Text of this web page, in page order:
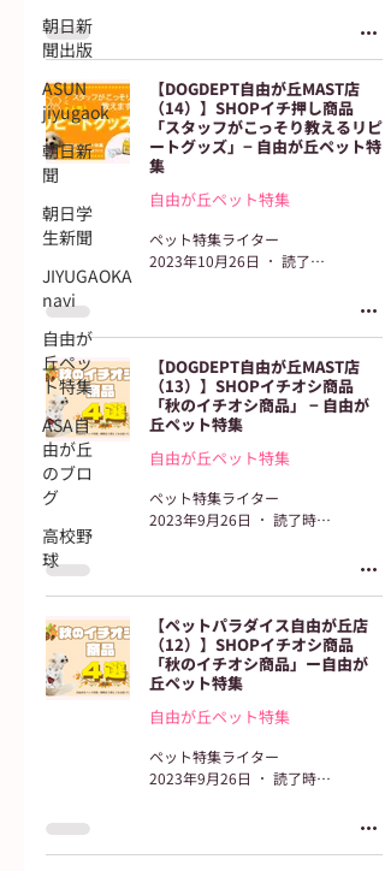
朝日新
聞出版
ASUN
jiyugaok
朝日新
聞
朝日学
生新聞
JIYUGAOKA
navi
自由が
丘ペッ
ト特集
ASA自
由が丘
のブロ
グ
高校野
球
【DOGDEPT自由が丘MAST店
（14）】SHOPイチ押し商品
「スタッフがこっそり教えるリピ
ートグッズ」− 自由が丘ペット特
集
自由が丘ペット特集
ペット特集ライター
2023年10月26日
読了時間: 2分
【DOGDEPT自由が丘MAST店
（13）】SHOPイチオシ商品
「秋のイチオシ商品」 − 自由が
丘ペット特集
自由が丘ペット特集
ペット特集ライター
2023年9月26日
読了時間: 2分
【ペットパラダイス自由が丘店
（12）】SHOPイチオシ商品
「秋のイチオシ商品」ー自由が
丘ペット特集
自由が丘ペット特集
ペット特集ライター
2023年9月26日
読了時間: 2分